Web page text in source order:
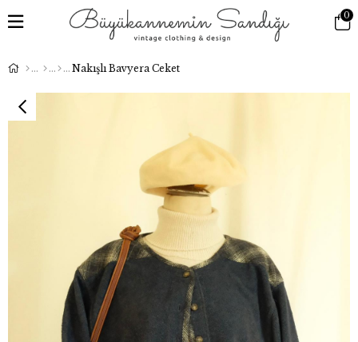
0
Nakışlı Bavyera Ceket